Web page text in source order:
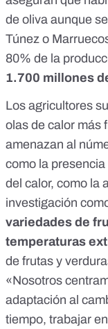
de oliva aunque
Túnez o
80% de la
1.700 millones
Los agricultores
olas de calor más
amenazan al
como la presencia
del calor, como la
investigación
variedades de
temperaturas
de frutas y
«Nosotros
adaptación al
tiempo, trabajar